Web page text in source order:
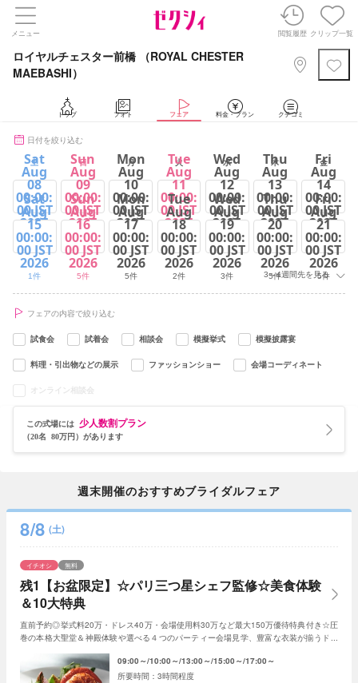
メニュー 閲覧履歴 クリップ一覧
ロイヤルチェスター前橋 （ROYAL CHESTER
MAEBASHI）
トップ フォト フェア 料金・プラン クチコミ
日付を絞り込む
土 日 月 火 水 木 金
Sat
Aug
08
00:00:
00 JST
2026
5件
Sun
Aug
09
00:00:
00 JST
2026
5件
Mon
Aug
10
00:00:
00 JST
2026
5件
Tue
Aug
11
00:00:
00 JST
2026
5件
Wed
Aug
12
00:00:
00 JST
2026
2件
Thu
Aug
13
00:00:
00 JST
2026
5件
Fri
Aug
14
00:00:
00 JST
2026
5件
Sat
Aug
15
00:00:
00 JST
2026
1件
Sun
Aug
16
00:00:
00 JST
2026
5件
Mon
Aug
17
00:00:
00 JST
2026
5件
Tue
Aug
18
00:00:
00 JST
2026
2件
Wed
Aug
19
00:00:
00 JST
2026
3件
Thu
Aug
20
00:00:
00 JST
2026
5件
Fri
Aug
21
00:00:
00 JST
2026
5件
3～4週間先を見る
フェアの内容で絞り込む
試食会 試着会 相談会 模擬挙式 模擬披露宴
料理・引出物などの展示 ファッションショー 会場コーディネート
オンライン相談会
この式場には 少人数割プラン
（20名 80万円）があります
週末開催のおすすめブライダルフェア
8/8 (土)
残1【お盆限定】☆パリ三つ星シェフ監修☆美食体験
＆10大特典
イチオシ 無料
直前予約◎挙式料20万・ドレス40万・会場使用料30万など最大150万優待特典付き☆圧
巻の本格大聖堂＆神殿体験や選べる４つのパーティー会場見学、豊富な衣装が揃うドレ
09:00～ 10:00～ 13:00～ 15:00～ 17:00～
3時間程度